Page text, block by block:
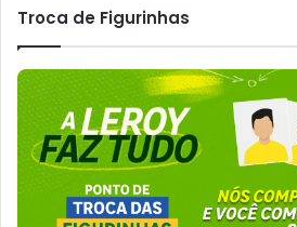
Troca de Figurinhas